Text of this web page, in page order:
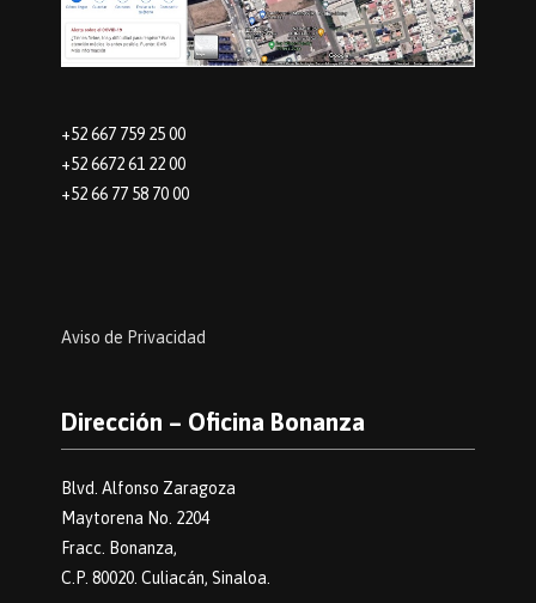
+52 667 759 25 00
+52 6672 61 22 00
+52 66 77 58 70 00
Aviso de Privacidad
Dirección – Oficina Bonanza
Blvd. Alfonso Zaragoza
Maytorena No. 2204
Fracc. Bonanza,
C.P. 80020. Culiacán, Sinaloa.